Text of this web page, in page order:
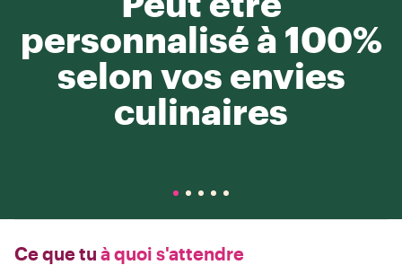
personnalisé à 100%
selon vos envies
culinaires
Ce que tu à quoi s'attendre